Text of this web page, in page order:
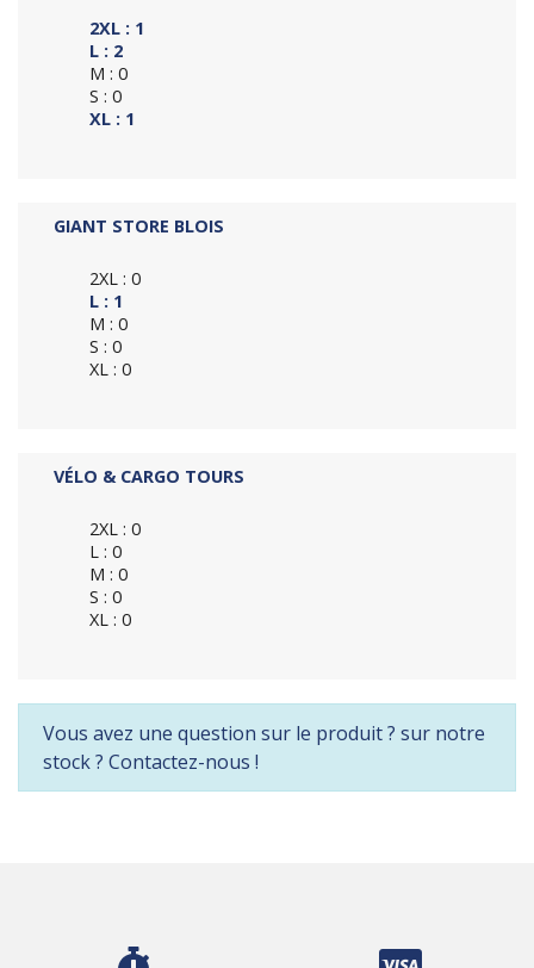
2XL : 1
L : 2
M : 0
S : 0
XL : 1
GIANT STORE BLOIS
2XL : 0
L : 1
M : 0
S : 0
XL : 0
VÉLO & CARGO TOURS
2XL : 0
L : 0
M : 0
S : 0
XL : 0
Vous avez une question sur le produit ? sur notre
stock ? Contactez-nous !